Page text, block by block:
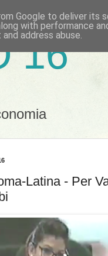
16
Latina - Per
Google to deliver its
with performance
address abuse.